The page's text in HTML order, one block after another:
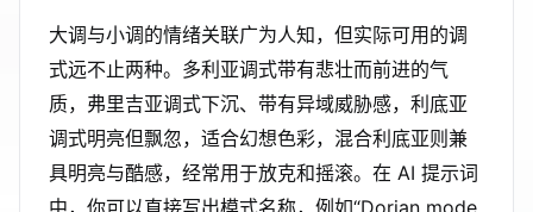
大调与小调的情绪关联广为人知，但实际可用的调
式远不止两种。多利亚调式带有悲壮而前进的气
质，弗里吉亚调式下沉、带有异域威胁感，利底亚
调式明亮但飘忽，适合幻想色彩，混合利底亚则兼
具明亮与酷感，经常用于放克和摇滚。在 AI 提示词
中，你可以直接写出模式名称，例如“Dorian mode